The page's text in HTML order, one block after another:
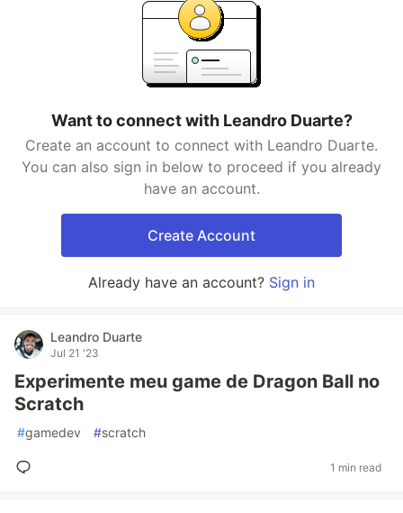
Want to connect with Leandro Duarte?
Create an account to connect with Leandro Duarte.
You can also sign in below to proceed if you already
have an account.
Create Account
Already have an account? Sign in
Leandro Duarte
Jul 21 '23
Experimente meu game de Dragon Ball no
Scratch
#gamedev #scratch
1 min read